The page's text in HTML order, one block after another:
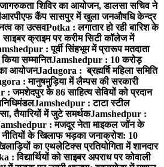
शिविर का आयोजन, डालसा सचिव ने
कैंप सासपुर में खुला जनऔषधि केन्द्र
का उत्सवPotka : लगातार हो रही बारिश के
क्राइम पर करीम सिटी कॉलेज में
: पूर्वी सिंहभूम में प्रारूप मतदाता
सम्मानितJamshedpur : 10 करोड़
का आयोजनJadugora : ब्रह्मर्षि महिला समिति
: मानुषमुड़िया में लैम्पस की सरकारी
: जमशेदपुर के 86 साहित्य सेवियों को प्रदान
Jamshedpur : टाटा स्टील
तैयारियों में जुटे समर्थकJamshedpur :
: मजदूर नेता माइकल जॉन के
के खिलाफ भड़का जनाक्रोश: 10
का एथलेटिक्स प्रतियोगिता में शानदार
: विद्यार्थियों को साइबर अपराध पर कोवाली